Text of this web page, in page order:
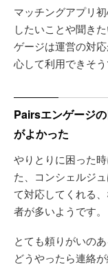
マッチングアプリ
したいことや聞き
ゲージは運営の対
心して利用できそう
Pairsエンゲージ
がよかった
やりとりに困った
た、コンシェルジ
て対応してくれる
者が多いようです。
とても頼りがいの
どうやったら連絡